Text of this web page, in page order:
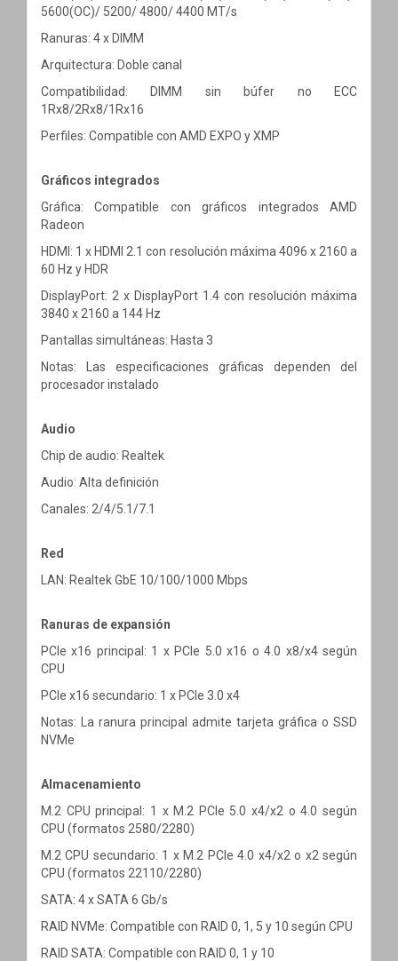
5600(OC)/ 5200/ 4800/ 4400 MT/s
Ranuras: 4 x DIMM
Arquitectura: Doble canal
Compatibilidad: DIMM sin búfer no ECC
1Rx8/2Rx8/1Rx16
Perfiles: Compatible con AMD EXPO y XMP
Gráficos integrados
Gráfica: Compatible con gráficos integrados AMD
Radeon
HDMI: 1 x HDMI 2.1 con resolución máxima 4096 x 2160 a
60 Hz y HDR
DisplayPort: 2 x DisplayPort 1.4 con resolución máxima
3840 x 2160 a 144 Hz
Pantallas simultáneas: Hasta 3
Notas: Las especificaciones gráficas dependen del
procesador instalado
Audio
Chip de audio: Realtek
Audio: Alta definición
Canales: 2/4/5.1/7.1
Red
LAN: Realtek GbE 10/100/1000 Mbps
Ranuras de expansión
PCIe x16 principal: 1 x PCIe 5.0 x16 o 4.0 x8/x4 según
CPU
PCIe x16 secundario: 1 x PCIe 3.0 x4
Notas: La ranura principal admite tarjeta gráfica o SSD
NVMe
Almacenamiento
M.2 CPU principal: 1 x M.2 PCIe 5.0 x4/x2 o 4.0 según
CPU (formatos 2580/2280)
M.2 CPU secundario: 1 x M.2 PCIe 4.0 x4/x2 o x2 según
CPU (formatos 22110/2280)
SATA: 4 x SATA 6 Gb/s
RAID NVMe: Compatible con RAID 0, 1, 5 y 10 según CPU
RAID SATA: Compatible con RAID 0, 1 y 10